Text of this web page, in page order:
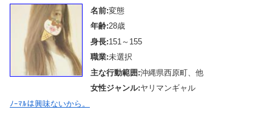
名前:変態
年齢:28歳
身長:151～155
職業:未選択
主な行動範囲:沖縄県西原町、他
女性ジャンル:ヤリマンギャル
ﾉｰﾏﾙは興味ないから。